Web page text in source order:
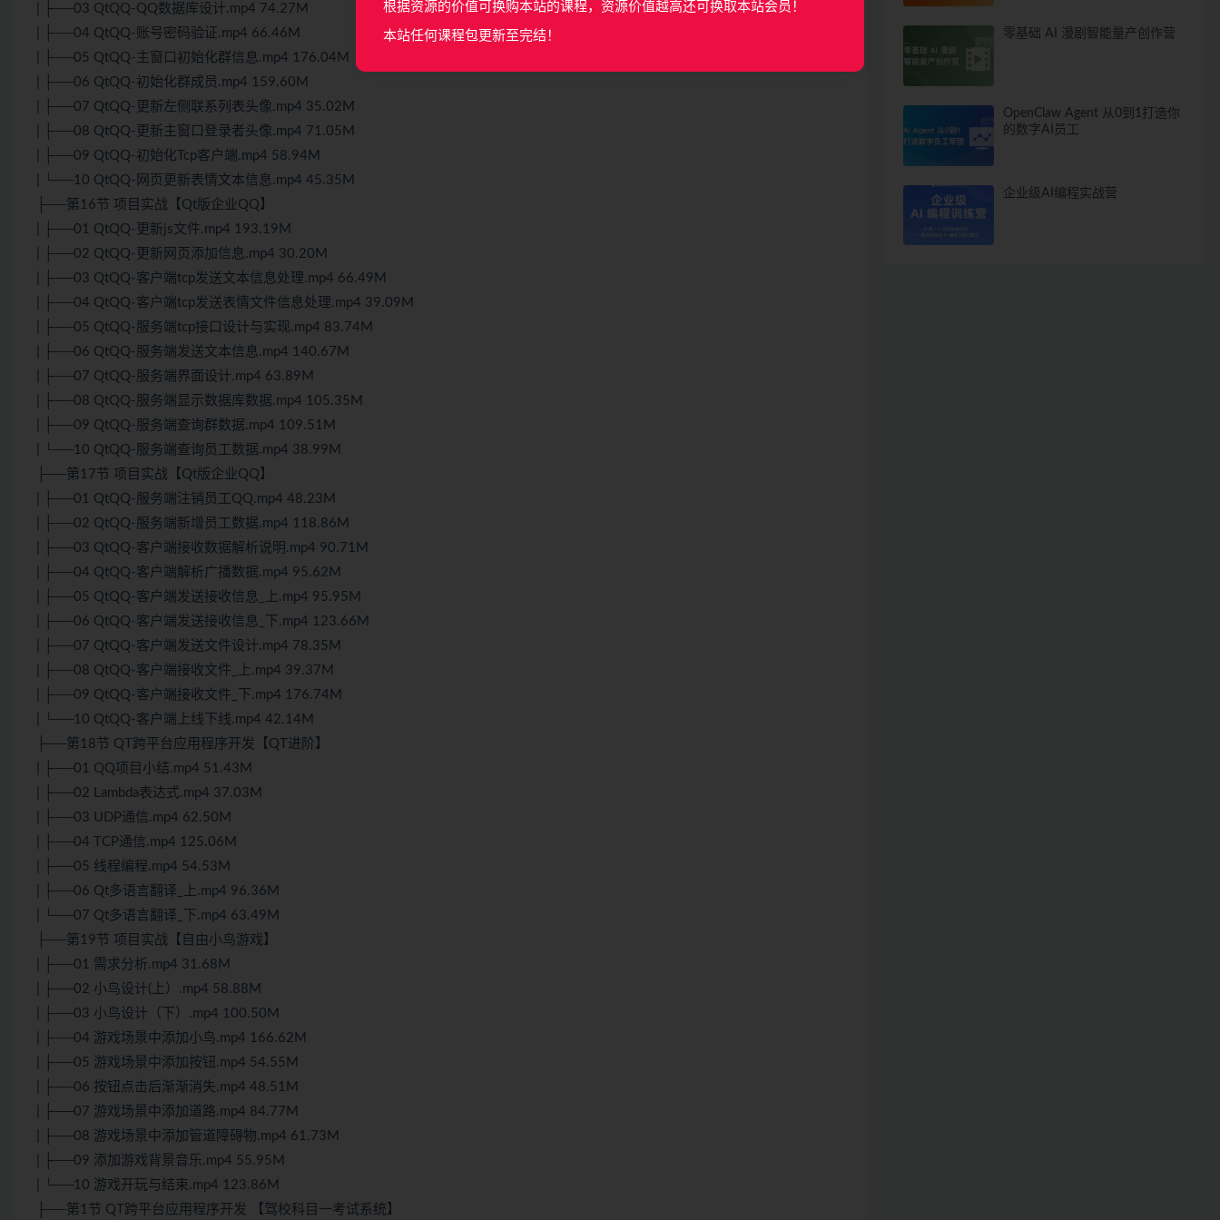
| ├──03 QtQQ-QQ数据库设计.mp4 74.27M
| ├──04 QtQQ-账号密码验证.mp4 66.46M
| ├──05 QtQQ-主窗口初始化群信息.mp4 176.04M
| ├──06 QtQQ-初始化群成员.mp4 159.60M
| ├──07 QtQQ-更新左侧联系列表头像.mp4 35.02M
| ├──08 QtQQ-更新主窗口登录者头像.mp4 71.05M
| ├──09 QtQQ-初始化Tcp客户端.mp4 58.94M
| └──10 QtQQ-网页更新表情文本信息.mp4 45.35M
├──第16节 项目实战【Qt版企业QQ】
| ├──01 QtQQ-更新js文件.mp4 193.19M
| ├──02 QtQQ-更新网页添加信息.mp4 30.20M
| ├──03 QtQQ-客户端tcp发送文本信息处理.mp4 66.49M
| ├──04 QtQQ-客户端tcp发送表情文件信息处理.mp4 39.09M
| ├──05 QtQQ-服务端tcp接口设计与实现.mp4 83.74M
| ├──06 QtQQ-服务端发送文本信息.mp4 140.67M
| ├──07 QtQQ-服务端界面设计.mp4 63.89M
| ├──08 QtQQ-服务端显示数据库数据.mp4 105.35M
| ├──09 QtQQ-服务端查询群数据.mp4 109.51M
| └──10 QtQQ-服务端查询员工数据.mp4 38.99M
├──第17节 项目实战【Qt版企业QQ】
| ├──01 QtQQ-服务端注销员工QQ.mp4 48.23M
| ├──02 QtQQ-服务端新增员工数据.mp4 118.86M
| ├──03 QtQQ-客户端接收数据解析说明.mp4 90.71M
| ├──04 QtQQ-客户端解析广播数据.mp4 95.62M
| ├──05 QtQQ-客户端发送接收信息_上.mp4 95.95M
| ├──06 QtQQ-客户端发送接收信息_下.mp4 123.66M
| ├──07 QtQQ-客户端发送文件设计.mp4 78.35M
| ├──08 QtQQ-客户端接收文件_上.mp4 39.37M
| ├──09 QtQQ-客户端接收文件_下.mp4 176.74M
| └──10 QtQQ-客户端上线下线.mp4 42.14M
├──第18节 QT跨平台应用程序开发【QT进阶】
| ├──01 QQ项目小结.mp4 51.43M
| ├──02 Lambda表达式.mp4 37.03M
| ├──03 UDP通信.mp4 62.50M
| ├──04 TCP通信.mp4 125.06M
| ├──05 线程编程.mp4 54.53M
| ├──06 Qt多语言翻译_上.mp4 96.36M
| └──07 Qt多语言翻译_下.mp4 63.49M
├──第19节 项目实战【自由小鸟游戏】
| ├──01 需求分析.mp4 31.68M
| ├──02 小鸟设计(上）.mp4 58.88M
| ├──03 小鸟设计（下）.mp4 100.50M
| ├──04 游戏场景中添加小鸟.mp4 166.62M
| ├──05 游戏场景中添加按钮.mp4 54.55M
| ├──06 按钮点击后渐渐消失.mp4 48.51M
| ├──07 游戏场景中添加道路.mp4 84.77M
| ├──08 游戏场景中添加管道障碍物.mp4 61.73M
| ├──09 添加游戏背景音乐.mp4 55.95M
| └──10 游戏开玩与结束.mp4 123.86M
├──第1节 QT跨平台应用程序开发 【驾校科目一考试系统】
零基础 AI 漫剧智能量产创作营
OpenClaw Agent 从0到1打造你
的数字AI员工
企业级AI编程实战营
根据资源的价值可换购本站的课程，资源价值越高还可换取本站会员！
本站任何课程包更新至完结！